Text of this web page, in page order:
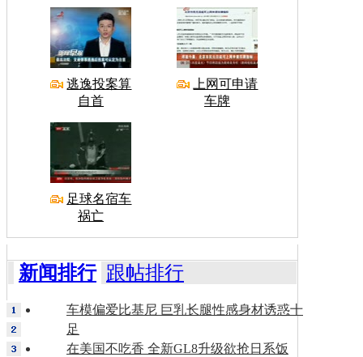
逃逸投案算
自首
上网可申请
车牌
足球名宿车
祸亡
新闻排行 跟帖排行
车模偏爱比基尼 巨乳长腿性感身材诱惑十
足
在美国不吃香 全新GL8升级欲抢日系饭